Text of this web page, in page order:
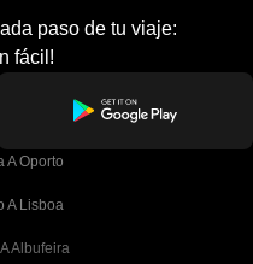
paso de tu viaje:
fácil!
A Oporto
A Lisboa
Albufeira